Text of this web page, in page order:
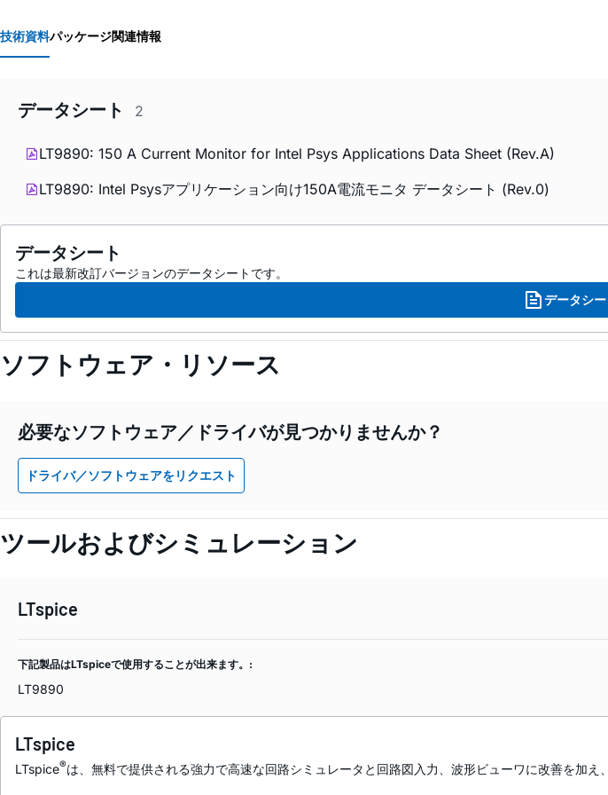
技術資料パッケージ関連情報
データシート 2
LT9890: 150 A Current Monitor for Intel Psys Applications Data Sheet (Rev.A)
LT9890: Intel Psysアプリケーション向け150A電流モニタ データシート (Rev.0)
データシート
これは最新改訂バージョンのデータシートです。
データシ
ソフトウェア・リソース
必要なソフトウェア／ドライバが見つかりませんか？
ドライバ／ソフトウェアをリクエスト
ツールおよびシミュレーション
LTspice
下記製品はLTspiceで使用することが出来ます。:
LT9890
LTspice
LTspice®は、無料で提供される強力で高速な回路シミュレータと回路図入力、波形ビューワに改善を加